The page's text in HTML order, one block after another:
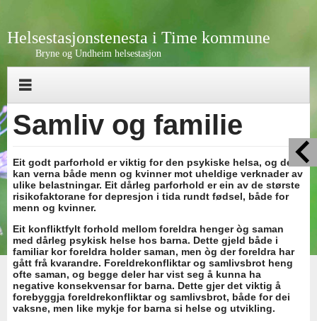
Helsestasjonstenesta i Time kommune
Bryne og Undheim helsestasjon
Samliv og familie
Eit godt parforhold er viktig for den psykiske helsa, og det
kan verna både menn og kvinner mot uheldige verknader av
ulike belastningar. Eit dårleg parforhold er ein av de største
risikofaktorane for depresjon i tida rundt fødsel, både for
menn og kvinner.
Eit konfliktfylt forhold mellom foreldra henger òg saman
med dårleg psykisk helse hos barna. Dette gjeld både i
familiar kor foreldra holder saman, men òg der foreldra har
gått frå kvarandre. Foreldrekonfliktar og samlivsbrot heng
ofte saman, og begge deler har vist seg å kunna ha
negative konsekvensar for barna. Dette gjer det viktig å
forebyggja foreldrekonfliktar og samlivsbrot, både for dei
vaksne, men like mykje for barna si helse og utvikling.